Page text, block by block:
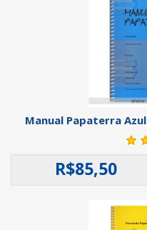
Manual Papaterra Azul
R$85,50